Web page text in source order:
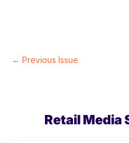
← Previous Issue
Retail Media